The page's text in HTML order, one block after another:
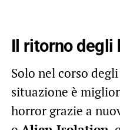
Il ritorno degli
Solo nel corso
situazione è
horror grazie a